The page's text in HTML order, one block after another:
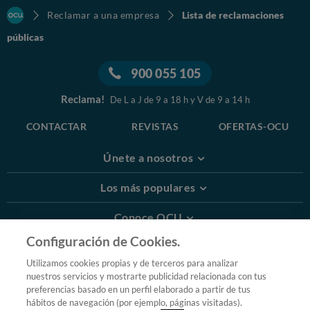
Reclamar a una empresa
Lista de reclamaciones
públicas
900 055 105
Reclama! De L a J de 9 a 18 h y V de 9 a 14 h
CONTACTAR REVISTAS OFERTAS-OCU
Únete a nosotros
Los más populares
Conoce OCU
Más Información
© 2026 OCU
Condiciones generales de contratación de OCU
Configuración de Cookies.
Utilizamos cookies propias y de terceros para analizar
nuestros servicios y mostrarte publicidad relacionada con tus
preferencias basado en un perfil elaborado a partir de tus
hábitos de navegación (por ejemplo, páginas visitadas).